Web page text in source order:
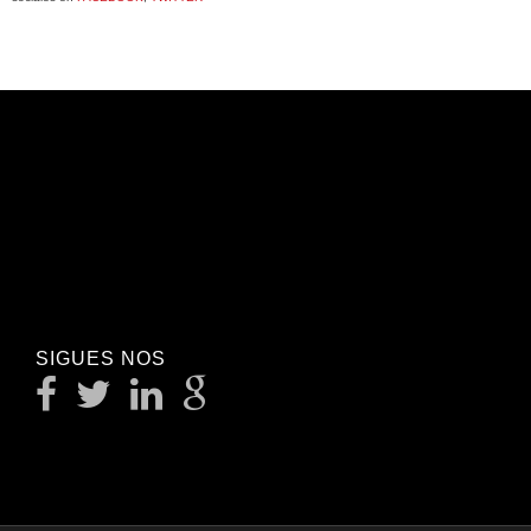
SIGUES NOS